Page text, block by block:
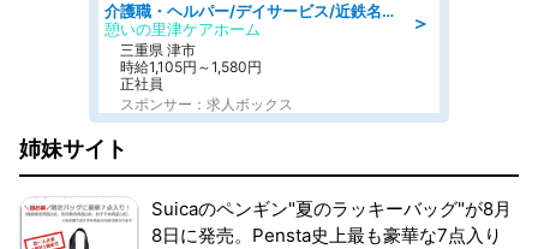
＞
介護職・ヘルパー/デイサービス/近鉄名古屋線 高田本山/津市/三重県
憩いの里津ケアホーム
三重県 津市
時給1,105円～1,580円
正社員
スポンサー：求人ボックス
姉妹サイト
Suicaのペンギン"夏のラッキーバッグ"が8月
8日に発売。Pensta史上最も豪華な7点入り